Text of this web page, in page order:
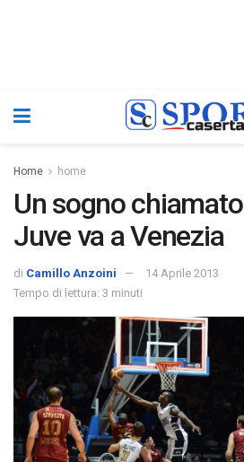
Home home
Un sogno
Juve va a Venezia
di Camillo Anzoini
14 Aprile 2013
Tempo di lettura: 3 minuti